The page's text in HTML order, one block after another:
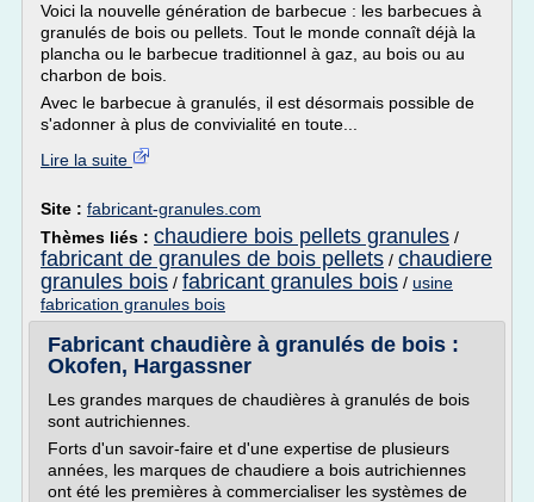
Voici la nouvelle génération de barbecue : les barbecues à
granulés de bois ou pellets. Tout le monde connaît déjà la
plancha ou le barbecue traditionnel à gaz, au bois ou au
charbon de bois.
Avec le barbecue à granulés, il est désormais possible de
s'adonner à plus de convivialité en toute...
Lire la suite
Site : fabricant-granules.com
Thèmes liés : chaudiere bois pellets granules /
fabricant de granules de bois pellets / chaudiere
granules bois / fabricant granules bois / usine
fabrication granules bois
Fabricant chaudière à granulés de bois :
Okofen, Hargassner
Les grandes marques de chaudières à granulés de bois
sont autrichiennes.
Forts d'un savoir-faire et d'une expertise de plusieurs
années, les marques de chaudiere a bois autrichiennes
ont été les premières à commercialiser les systèmes de